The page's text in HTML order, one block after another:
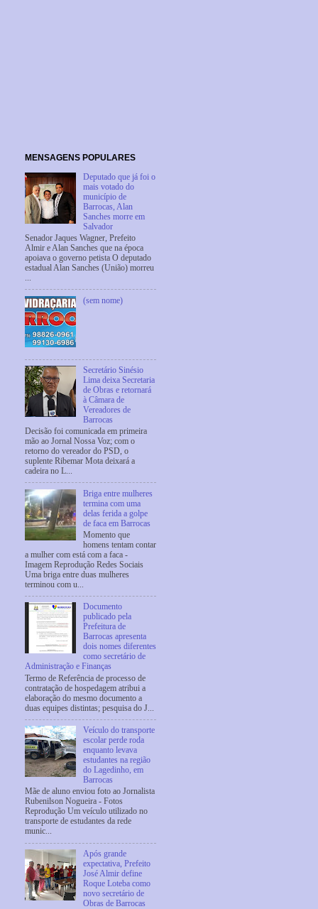
MENSAGENS POPULARES
Deputado que já foi o
mais votado do
município de
Barrocas, Alan
Sanches morre em
Salvador
Senador Jaques Wagner, Prefeito
Almir e Alan Sanches que na época
apoiava o governo petista O deputado
estadual Alan Sanches (União) morreu
...
(sem nome)
Secretário Sinésio
Lima deixa Secretaria
de Obras e retornará
à Câmara de
Vereadores de
Barrocas
Decisão foi comunicada em primeira
mão ao Jornal Nossa Voz; com o
retorno do vereador do PSD, o
suplente Ribemar Mota deixará a
cadeira no L...
Briga entre mulheres
termina com uma
delas ferida a golpe
de faca em Barrocas
Momento que
homens tentam contar
a mulher com está com a faca -
Imagem Reprodução Redes Sociais
Uma briga entre duas mulheres
terminou com u...
Documento
publicado pela
Prefeitura de
Barrocas apresenta
dois nomes diferentes
como secretário de
Administração e Finanças
Termo de Referência de processo de
contratação de hospedagem atribui a
elaboração do mesmo documento a
duas equipes distintas; pesquisa do J...
Veículo do transporte
escolar perde roda
enquanto levava
estudantes na região
do Lagedinho, em
Barrocas
Mãe de aluno enviou foto ao Jornalista
Rubenilson Nogueira - Fotos
Reprodução Um veículo utilizado no
transporte de estudantes da rede
munic...
Após grande
expectativa, Prefeito
José Almir define
Roque Loteba como
novo secretário de
Obras de Barrocas